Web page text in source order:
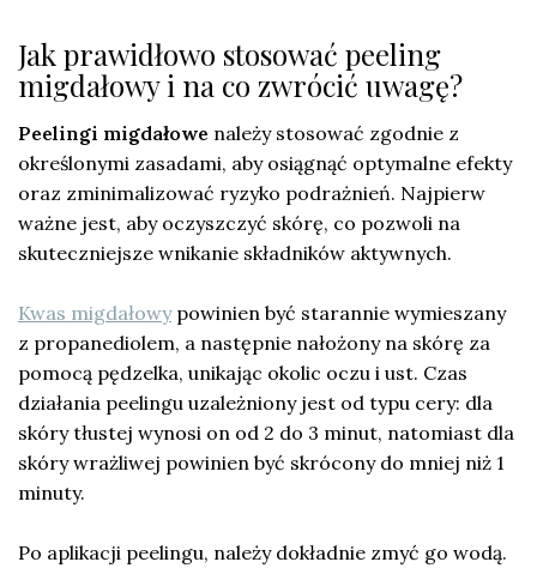
Jak prawidłowo stosować peeling
migdałowy i na co zwrócić uwagę?
Peelingi migdałowe należy stosować zgodnie z
określonymi zasadami, aby osiągnąć optymalne efekty
oraz zminimalizować ryzyko podrażnień. Najpierw
ważne jest, aby oczyszczyć skórę, co pozwoli na
skuteczniejsze wnikanie składników aktywnych.
Kwas migdałowypowinien być starannie wymieszany
z propanediolem, a następnie nałożony na skórę za
pomocą pędzelka, unikając okolic oczu i ust. Czas
działania peelingu uzależniony jest od typu cery: dla
skóry tłustej wynosi on od 2 do 3 minut, natomiast dla
skóry wrażliwej powinien być skrócony do mniej niż 1
minuty.
Po aplikacji peelingu, należy dokładnie zmyć go wodą.